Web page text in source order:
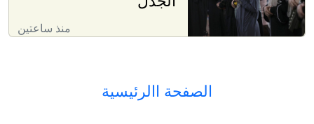
منذ ساعتين
الصفحة االرئيسية